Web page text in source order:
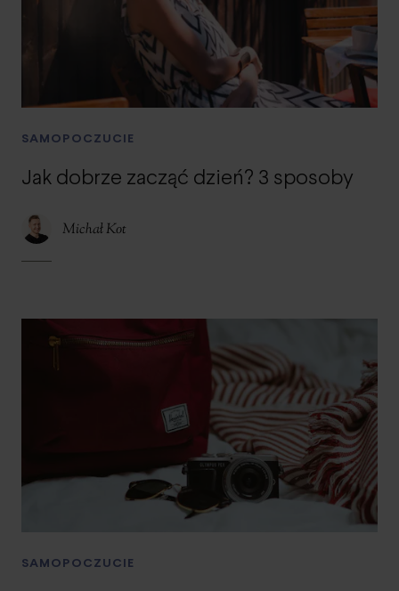
SAMOPOCZUCIE
Jak dobrze zacząć dzień? 3 sposoby
Michał Kot
SAMOPOCZUCIE